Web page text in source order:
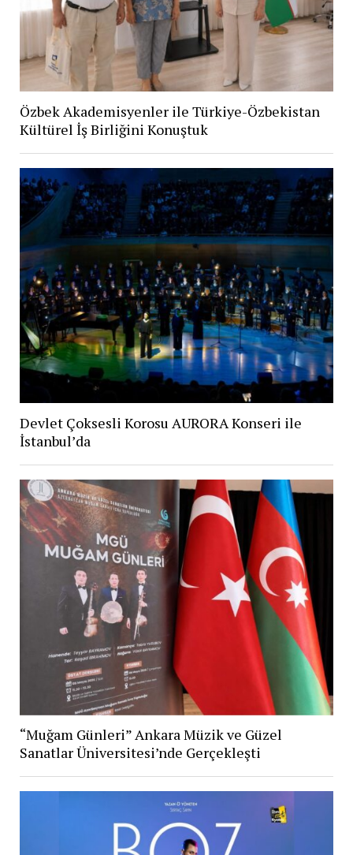
Özbek Akademisyenler ile Türkiye-Özbekistan
Kültürel İş Birliğini Konuştuk
Devlet Çoksesli Korosu AURORA Konseri ile
İstanbul’da
“Muğam Günleri” Ankara Müzik ve Güzel
Sanatlar Üniversitesi’nde Gerçekleşti